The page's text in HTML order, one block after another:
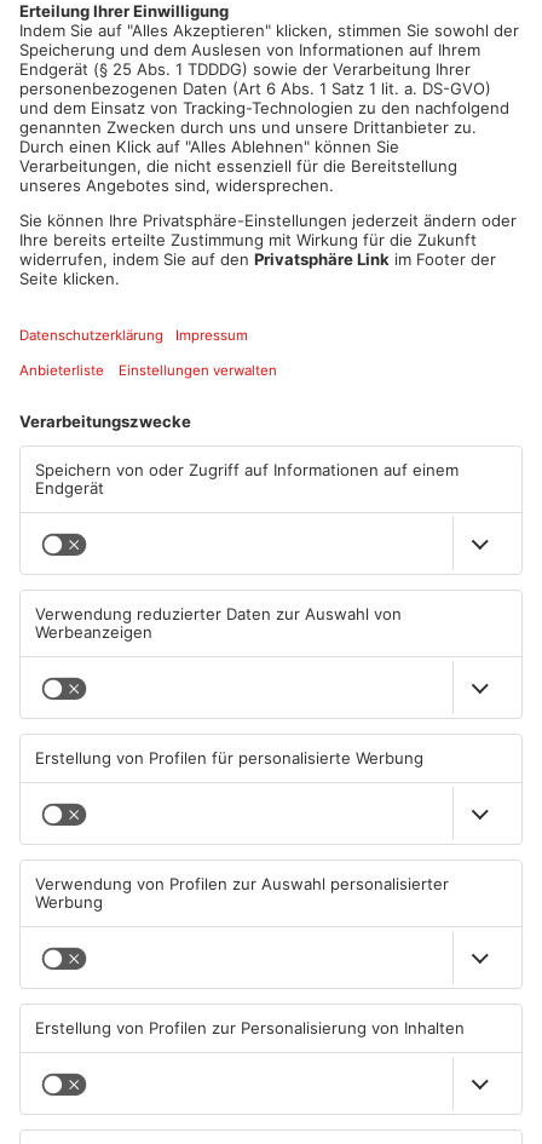
Bildungswege, Freundschaften, persönliche Entwicklung und
das Recht, eine Schule besuchen zu dürfen, die den eigenen
Interessen und Bedürfnissen entspricht. Die Petition fordert
eine erneute Prüfung der Kapazitäten und die Genehmigung
einer zusätzlichen sechsten Klasse ab dem Schuljahr 2026/27.
Jede Unterschrift hilft dabei, den Verantwortlichen zu zeigen,
wie wichtig dieses Anliegen für Kinder, Eltern und die gesamte
Region ist.
für die freie Schulwahl und die Zukunft unserer Kinder.
Petition der Elisabeth-Strupp-Schule
Artikel teilen
Mehr aus Main-
Kinzig-Kreis
Mann schießt in Neuberg mit
Busfahrer
07.08.2026, 07:12 UHR IN MAIN-
KINZIG-KREIS
Langenselbolder Dreieck und
07.08.2026, 07:07 UHR IN MAIN-
KINZIG-KREIS